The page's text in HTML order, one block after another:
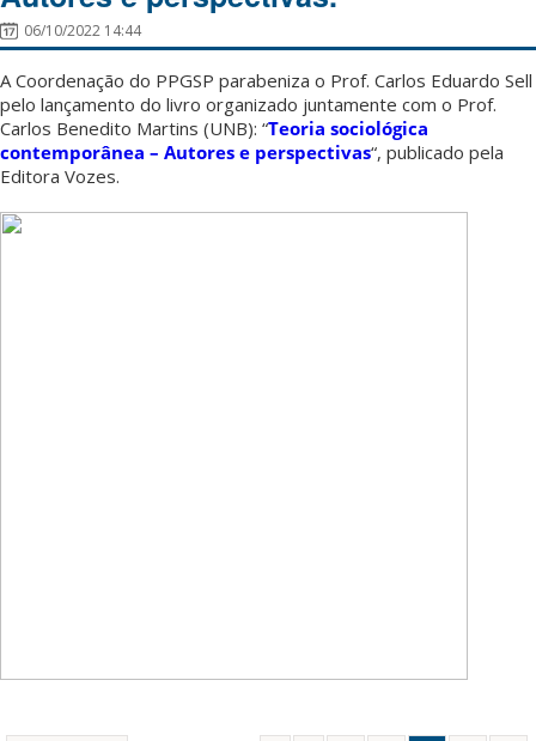
06/10/2022 14:44
A Coordenação do PPGSP parabeniza o Prof. Carlos Eduardo Sell
pelo lançamento do livro organizado juntamente com o Prof.
Carlos Benedito Martins (UNB): “Teoria sociológica
contemporânea – Autores e perspectivas“, publicado pela
Editora Vozes.